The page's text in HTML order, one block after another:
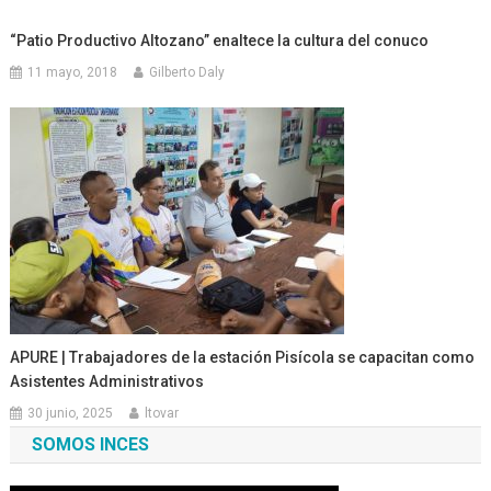
“Patio Productivo Altozano” enaltece la cultura del conuco
11 mayo, 2018 Gilberto Daly
APURE | Trabajadores de la estación Pisícola se capacitan como
Asistentes Administrativos
30 junio, 2025 ltovar
SOMOS INCES